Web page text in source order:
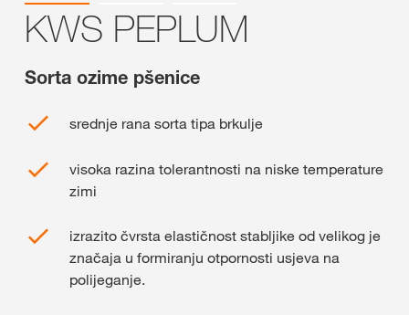
KWS PEPLUM
Sorta ozime pšenice
srednje rana sorta tipa brkulje
visoka razina tolerantnosti na niske temperature
zimi
izrazito čvrsta elastičnost stabljike od velikog je
značaja u formiranju otpornosti usjeva na
polijeganje.